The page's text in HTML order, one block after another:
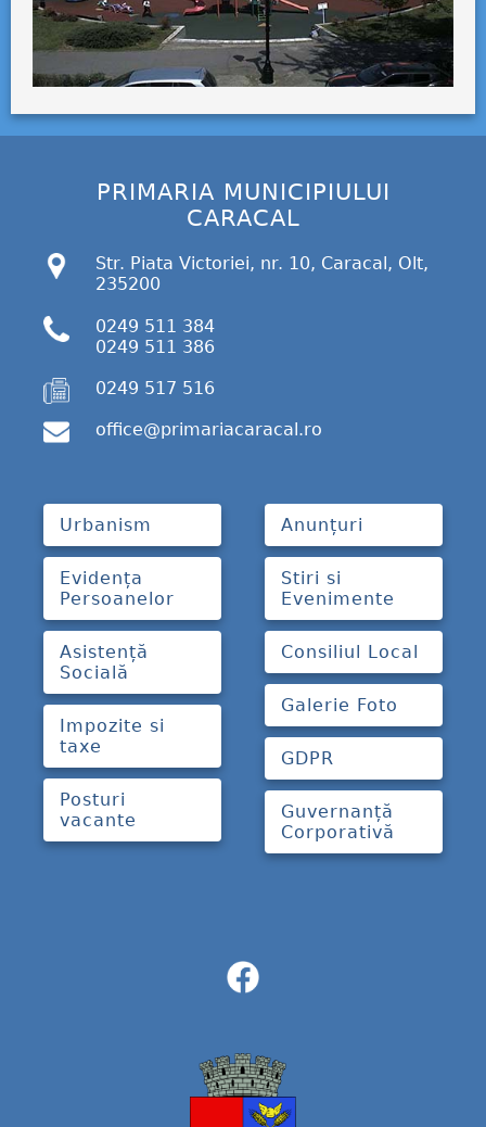
PRIMARIA MUNICIPIULUI
CARACAL
Str. Piata Victoriei, nr. 10, Caracal, Olt,
235200
0249 511 384
0249 511 386
0249 517 516
office@primariacaracal.ro
Urbanism
Evidența
Persoanelor
Asistență
Socială
Impozite si
taxe
Posturi
vacante
Anunțuri
Stiri si
Evenimente
Consiliul Local
Galerie Foto
GDPR
Guvernanță
Corporativă